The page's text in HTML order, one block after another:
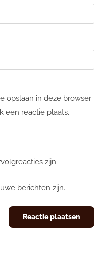
opslaan in deze browser
een reactie plaats.
zijn.
berichten zijn.